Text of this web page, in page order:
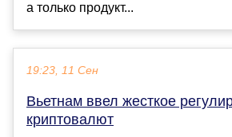
а только продукт...
19:23, 11 Сен
Вьетнам ввел жесткое
криптовалют